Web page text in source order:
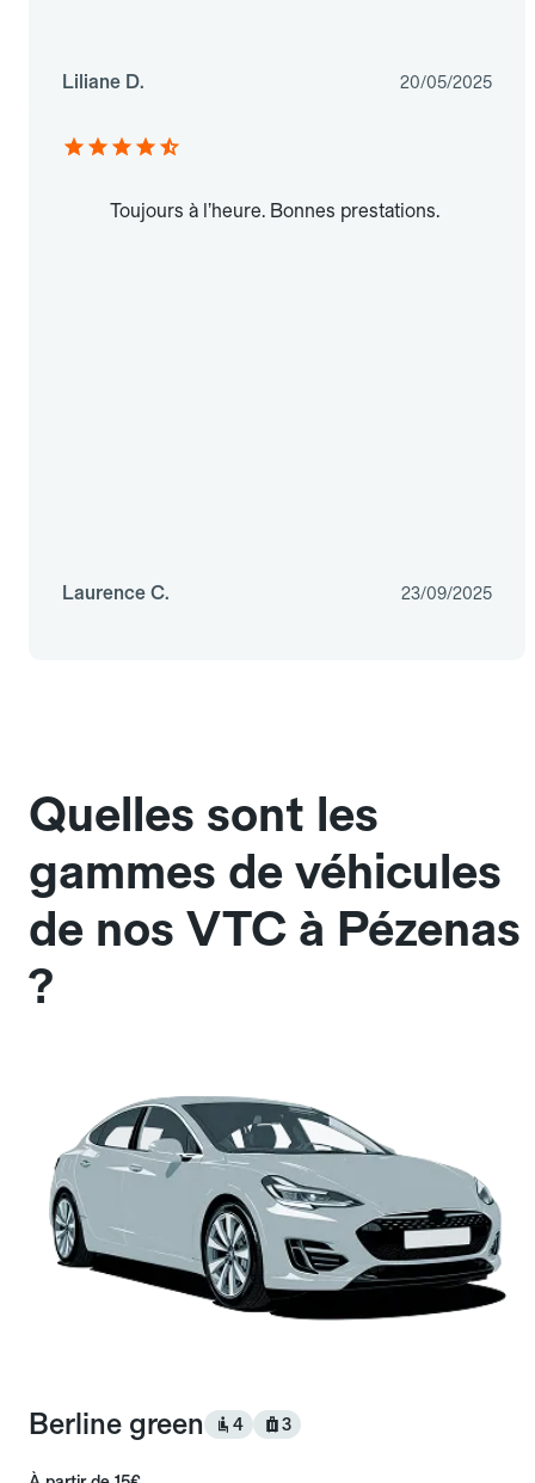
Liliane D. 20/05/2025
Toujours à l’heure. Bonnes prestations.
Laurence C. 23/09/2025
Quelles sont les
gammes de véhicules
de nos VTC à Pézenas
?
Berline green 4 3